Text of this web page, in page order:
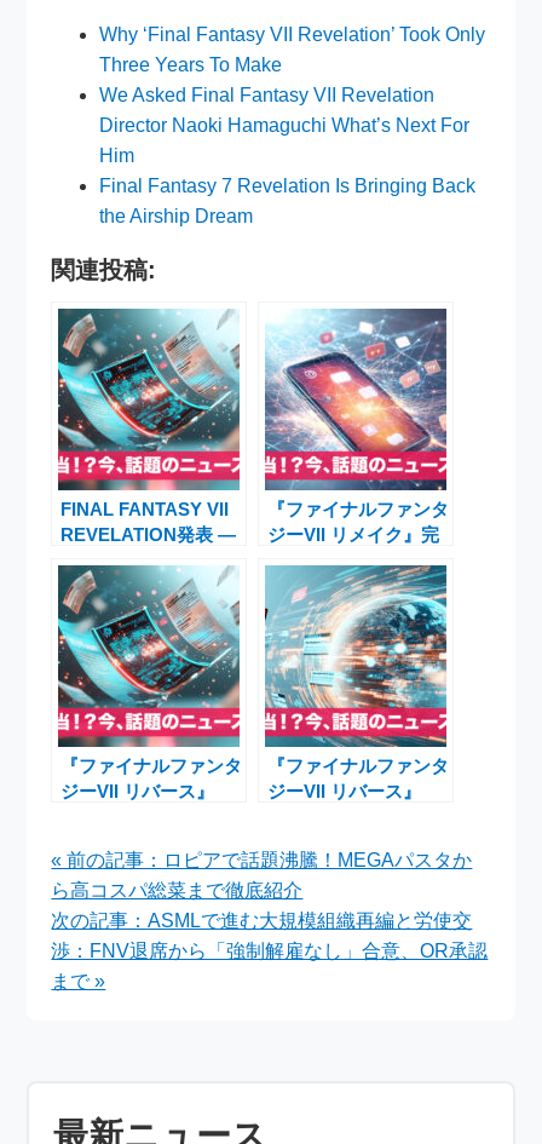
Why ‘Final Fantasy VII Revelation’ Took Only
Three Years To Make
We Asked Final Fantasy VII Revelation
Director Naoki Hamaguchi What’s Next For
Him
Final Fantasy 7 Revelation Is Bringing Back
the Airship Dream
関連投稿:
FINAL FANTASY VII
REVELATION発表 ―
が2027年春に登場
『ファイナルファンタ
ジーVII リメイク』完
る「ストリーミング時
代のRPG危機」とプ
レイヤー主体の物語
『ファイナルファンタ
ジーVII リバース』
メイクインターグレー
ドも好調
『ファイナルファンタ
ジーVII リバース』
Windows版 2026年6
月3日発売決定
« 前の記事：ロピアで話題沸騰！MEGAパスタか
ら高コスパ総菜まで徹底紹介
次の記事：ASMLで進む大規模組織再編と労使交
渉：FNV退席から「強制解雇なし」合意、OR承認
まで »
最新ニュース